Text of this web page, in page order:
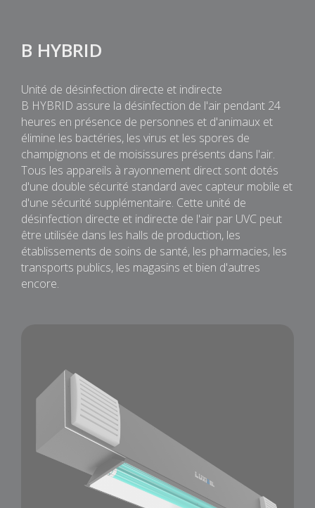
B HYBRID
Unité de désinfection directe et indirecte
B HYBRID assure la désinfection de l'air pendant 24
heures en présence de personnes et d'animaux et
élimine les bactéries, les virus et les spores de
champignons et de moisissures présents dans l'air.
Tous les appareils à rayonnement direct sont dotés
d'une double sécurité standard avec capteur mobile et
d'une sécurité supplémentaire. Cette unité de
désinfection directe et indirecte de l'air par UVC peut
être utilisée dans les halls de production, les
établissements de soins de santé, les pharmacies, les
transports publics, les magasins et bien d'autres
encore.